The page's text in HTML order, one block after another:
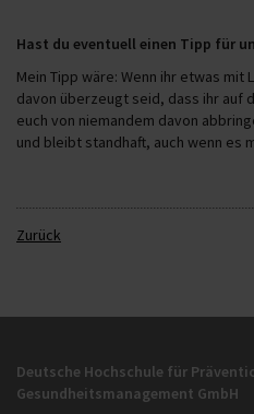
Hast du eventuell einen Tipp für
Mein Tipp wäre: Wenn ihr etwas
davon überzeugt seid, dass ihr auf
euch von niemandem davon
und bleibt standhaft, auch wenn es
Zurück
Deutsche Hochschule für
Gesundheitsmanagement GmbH